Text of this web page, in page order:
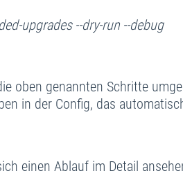
upgrades --dry-run --debug
oben genannten Schritte
in der Config, das
einen Ablauf im Detail